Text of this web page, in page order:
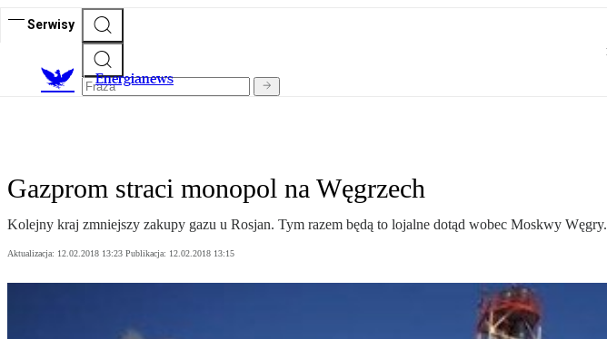
Serwisy
Energianews
Gazprom straci monopol na Węgrzech
Kolejny kraj zmniejszy zakupy gazu u Rosjan. Tym razem będą to lojalne dotąd wobec Moskwy Węgry.
Aktualizacja: 12.02.2018 13:23 Publikacja: 12.02.2018 13:15